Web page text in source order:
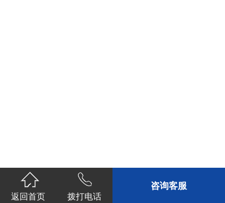
返回首页 拨打电话
咨询客服